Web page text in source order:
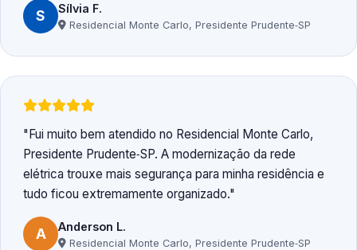
S Sílvia F.
Residencial Monte Carlo, Presidente Prudente‑SP
Fui muito bem atendido no Residencial Monte Carlo,
Presidente Prudente‑SP. A modernização da rede
elétrica trouxe mais segurança para minha residência e
tudo ficou extremamente organizado.
A Anderson L.
Residencial Monte Carlo, Presidente Prudente‑SP